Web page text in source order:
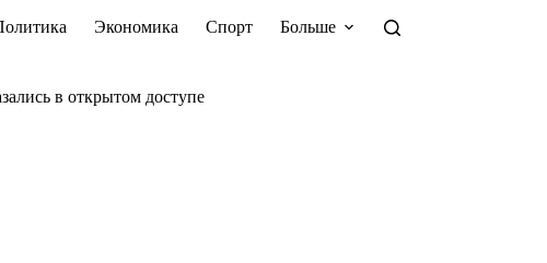
Экономика Спорт Больше
в открытом доступе